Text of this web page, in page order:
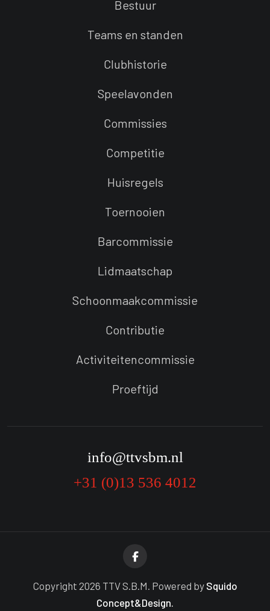
Bestuur
Teams en standen
Clubhistorie
Speelavonden
Commissies
Competitie
Huisregels
Toernooien
Barcommissie
Lidmaatschap
Schoonmaakcommissie
Contributie
Activiteitencommissie
Proeftijd
info@ttvsbm.nl
+31 (0)13 536 4012
Copyright 2026 TTV S.B.M. Powered by Squido
Concept&Design.